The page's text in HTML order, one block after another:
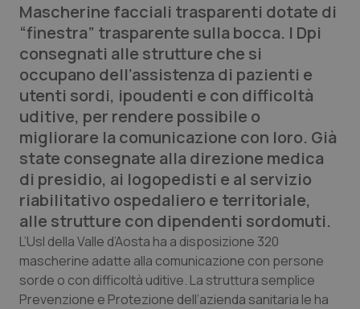
Lettere al direttore
Edizioni Regionali
QS Pro
Professionisti Sanitari.AI
Abruzzo
Basilicata
Calabria
QS Pro Gold
Artrite & artrosi
Asma & BPCO
QS Club Newsletter
Mascherine facciali trasparenti dotate di
“finestra” trasparente sulla bocca. I Dpi
consegnati alle strutture che si
occupano dell’assistenza di pazienti e
utenti sordi, ipoudenti e con difficoltà
uditive, per rendere possibile o
migliorare la comunicazione con loro. Già
state consegnate alla direzione medica
di presidio, ai logopedisti e al servizio
riabilitativo ospedaliero e territoriale,
alle strutture con dipendenti sordomuti.
L’Usl della Valle d’Aosta ha a disposizione 320
mascherine adatte alla comunicazione con persone
sorde o con difficoltà uditive. La struttura semplice
Prevenzione e Protezione dell’azienda sanitaria le ha